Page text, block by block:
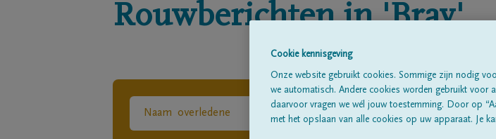
Rouwberichten in 'Bray'
Cookie kennisgeving
Onze website gebruikt cookies. Sommige zijn nodig
we automatisch. Andere cookies worden gebruikt voor
daarvoor vragen we wél jouw toestemming. Door op
met het opslaan van alle cookies op uw apparaat. Je